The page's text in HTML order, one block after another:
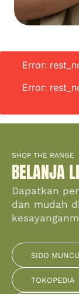
Error:
Error:
SHOP THE RANGE
BELANJA
Dapatkan
dan mudah
SIDO
TOKOPEDIA